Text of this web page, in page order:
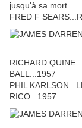
jusqu'à sa mort. .
FRED F
RICHARD
BALL...1957
PHIL
RICO...1957